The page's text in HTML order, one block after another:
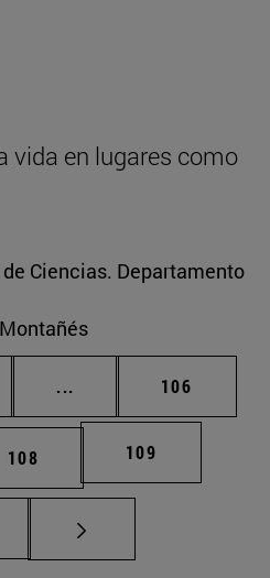
vida en lugares como
Ciencias. Departamento
... Páginas intermedias
Página
106
Página
108 Página
109